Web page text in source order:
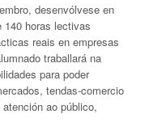
desenvólvese en
140 horas lectivas
reais en empresas
traballará na
para poder
tendas-comercio
ao público,